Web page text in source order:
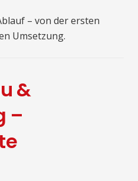
– von der ersten
Umsetzung.
&
–